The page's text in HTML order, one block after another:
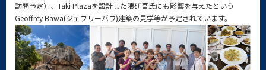
訪問予定）、Taki Plazaを設計した隈研吾氏にも影響を与えたという
Geoffrey Bawa(ジェフリーバワ)建築の見学等が予定されています。